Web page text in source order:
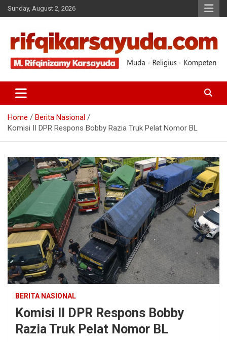
Sunday, August 2, 2026
RIFQI KARSAYUDA
Home
Berita Nasional
Komisi II DPR Respons Bobby Razia Truk Pelat Nomor BL
BERITA NASIONAL
Komisi II DPR Respons Bobby
Razia Truk Pelat Nomor BL